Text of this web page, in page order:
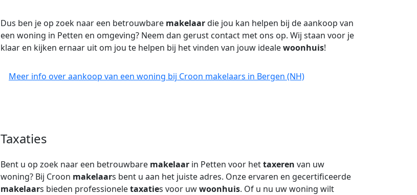
Dus ben je op zoek naar een betrouwbare makelaardie jou kan helpen bij de aankoop van
een woning in Petten en omgeving? Neem dan gerust contact met ons op. Wij staan voor je
klaar en kijken ernaar uit om jou te helpen bij het vinden van jouw idealewoonhuis!
Meer info over aankoop van een woning bij Croon makelaars in Bergen (NH)
Taxaties
Bent u op zoek naar een betrouwbare makelaar in Petten voor hettaxeren van uw
woning? Bij Croon makelaars bent u aan het juiste adres. Onze ervaren en gecertificeerde
makelaars bieden professioneletaxaties voor uwwoonhuis. Of u nu uw woning wilt